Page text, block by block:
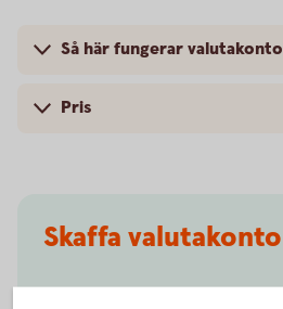
Så här fungerar valutakonto
Pris
Skaffa valutakonto